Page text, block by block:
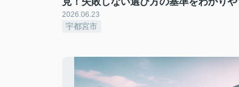
2026.06.23
宇都宮市